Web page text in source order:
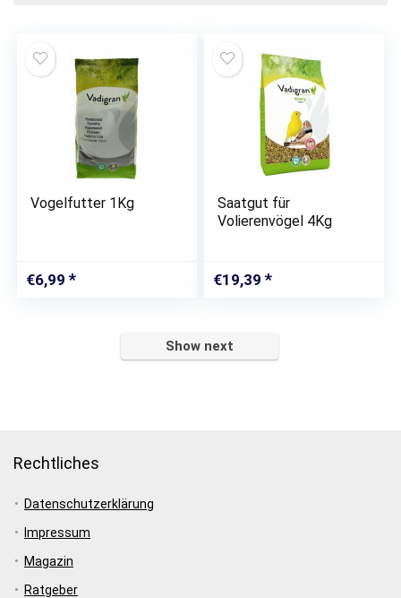
Vogelfutter 1Kg
€6,99
Saatgut für
Volierenvögel 4Kg
€19,39
Show next
Rechtliches
Datenschutzerklärung
Impressum
Magazin
Ratgeber